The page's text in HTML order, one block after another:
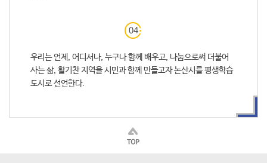
04
우리는 언제, 어디서나, 누구나 함께 배우고, 나눔으로써 더불어
사는 삶, 활기찬 지역을 시민과 함께 만들고자 논산시를 평생학습
도시로 선언한다.